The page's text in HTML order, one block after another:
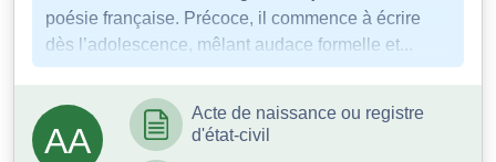
poésie française. Précoce, il commence à écrire
dès l’adolescence, mêlant audace formelle et...
AA
Acte de naissance ou registre
d'état-civil